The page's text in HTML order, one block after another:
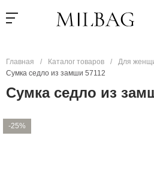
Главная / Каталог товаров / Для
Сумка седло из замши 57112
Сумка седло из
-25%